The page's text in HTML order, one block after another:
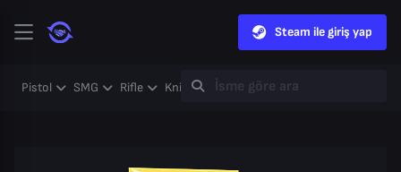
Steam ile giriş yap
Pistol SMG Rifle Knife Gloves Heavy